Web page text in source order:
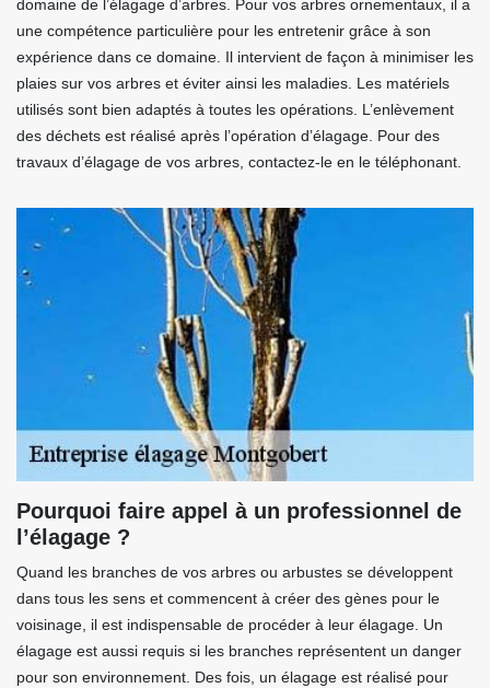
domaine de l’élagage d’arbres. Pour vos arbres ornementaux, il a
une compétence particulière pour les entretenir grâce à son
expérience dans ce domaine. Il intervient de façon à minimiser les
plaies sur vos arbres et éviter ainsi les maladies. Les matériels
utilisés sont bien adaptés à toutes les opérations. L’enlèvement
des déchets est réalisé après l’opération d’élagage. Pour des
travaux d’élagage de vos arbres, contactez-le en le téléphonant.
Pourquoi faire appel à un professionnel de
l’élagage ?
Quand les branches de vos arbres ou arbustes se développent
dans tous les sens et commencent à créer des gènes pour le
voisinage, il est indispensable de procéder à leur élagage. Un
élagage est aussi requis si les branches représentent un danger
pour son environnement. Des fois, un élagage est réalisé pour